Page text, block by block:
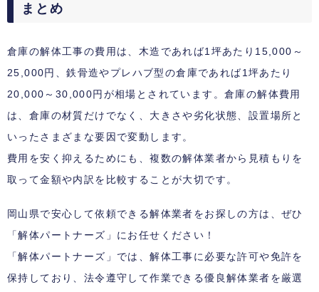
まとめ
倉庫の解体工事の費用は、木造であれば1坪あたり15,000～
25,000円、鉄骨造やプレハブ型の倉庫であれば1坪あたり
20,000～30,000円が相場とされています。倉庫の解体費用
は、倉庫の材質だけでなく、大きさや劣化状態、設置場所と
いったさまざまな要因で変動します。
費用を安く抑えるためにも、複数の解体業者から見積もりを
取って金額や内訳を比較することが大切です。
岡山県で安心して依頼できる解体業者をお探しの方は、ぜひ
「解体パートナーズ」にお任せください！
「解体パートナーズ」では、解体工事に必要な許可や免許を
保持しており、法令遵守して作業できる優良解体業者を厳選